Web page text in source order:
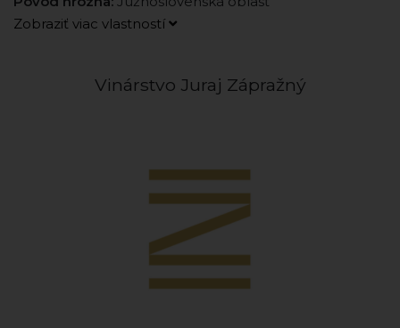
Zobraziť viac vlastností
Vinárstvo Juraj Zápražný